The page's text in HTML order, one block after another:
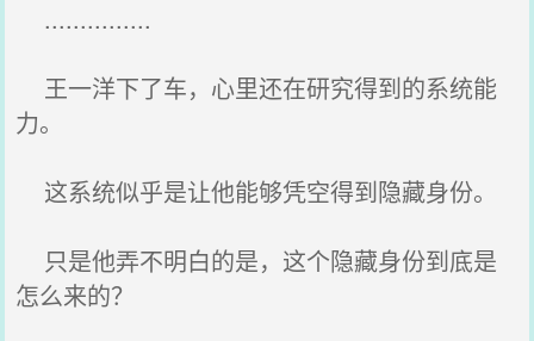
...............
王一洋下了车，心里还在研究得到的系统能
力。
这系统似乎是让他能够凭空得到隐藏身份。
只是他弄不明白的是，这个隐藏身份到底是
怎么来的？